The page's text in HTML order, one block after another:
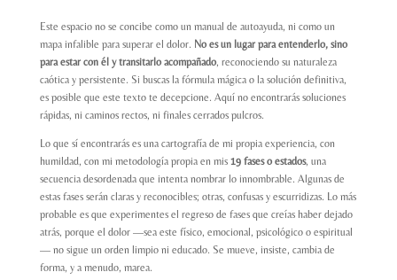
Este espacio no se concibe como un manual de autoayuda, ni como un
mapa infalible para superar el dolor. No es un lugar para entenderlo, sino
para estar con él y transitarlo acompañado, reconociendo su naturaleza
caótica y persistente. Si buscas la fórmula mágica o la solución definitiva,
es posible que este texto te decepcione. Aquí no encontrarás soluciones
rápidas, ni caminos rectos, ni finales cerrados pulcros.
Lo que sí encontrarás es una cartografía de mi propia experiencia, con
humildad, con mi metodología propia en mis 19 fases o estados, una
secuencia desordenada que intenta nombrar lo innombrable. Algunas de
estas fases serán claras y reconocibles; otras, confusas y escurridizas. Lo más
probable es que experimentes el regreso de fases que creías haber dejado
atrás, porque el dolor —sea este físico, emocional, psicológico o espiritual
— no sigue un orden limpio ni educado. Se mueve, insiste, cambia de
forma, y a menudo, marea.